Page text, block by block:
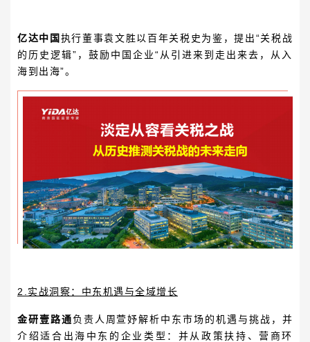
亿达中国 执行董事袁文胜以百年关税史为鉴，提出“关税战
的历史逻辑”，鼓励中国企业“从引进来到走出来去，从入
海到出海”。
2. 实战洞察：中东机遇与全域增长
金研壹路通负责人 周萱妤解析中东市场的机遇与挑战，并
介绍适合出海中东的企业类型：并从政策扶持、营商环